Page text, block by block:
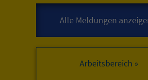
Arbeitsbereich »